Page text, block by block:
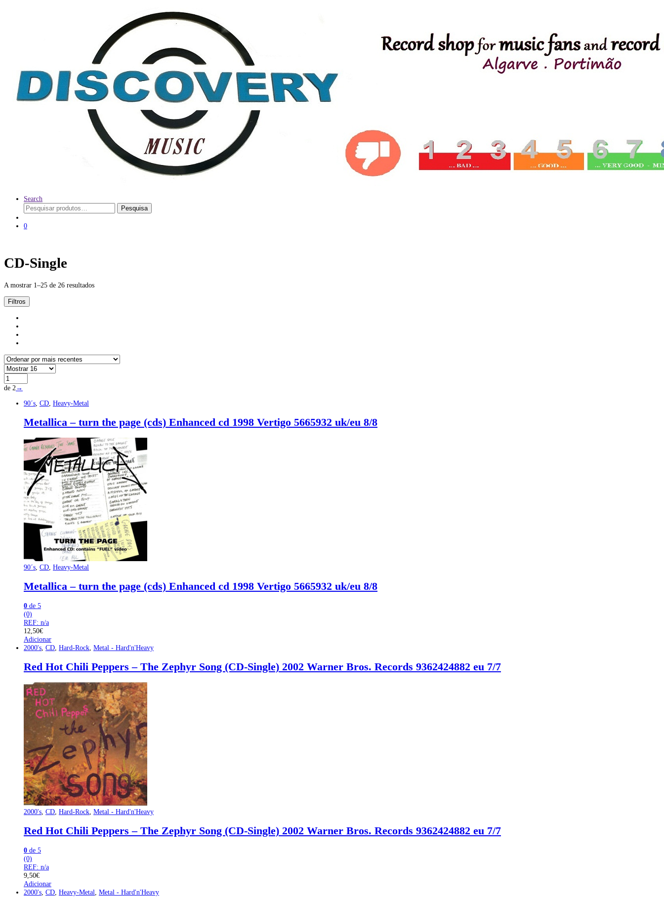
Search
Pesquisar
por:
Pesquisa
0
CD-Single
A mostrar 1–25 de 26 resultados
Filtros
de 2→
90´s CD Heavy-Metal
Metallica – turn the page (cds) Enhanced cd 1998 Vertigo 5665932 uk/eu 8/8
90´s CD Heavy-Metal
Metallica – turn the page (cds) Enhanced cd 1998 Vertigo 5665932 uk/eu 8/8
0 de 5
(0)
REF: n/a
12,50€
Adicionar
2000's CD Hard-Rock Metal - Hard'n'Heavy
Red Hot Chili Peppers – The Zephyr Song (CD-Single) 2002 Warner Bros. Records 9362424882 eu 7/7
2000's CD Hard-Rock Metal - Hard'n'Heavy
Red Hot Chili Peppers – The Zephyr Song (CD-Single) 2002 Warner Bros. Records 9362424882 eu 7/7
0 de 5
(0)
REF: n/a
9,50€
Adicionar
2000's CD Heavy-Metal Metal - Hard'n'Heavy